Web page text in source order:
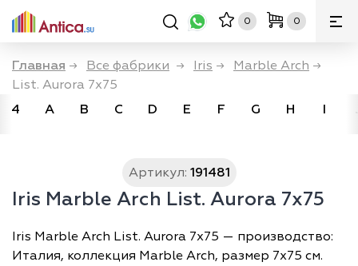
0 0
Главная → Все фабрики → Iris → Marble Arch →
List. Aurora 7x75
4
A B C D E F G H I
Артикул: 191481
Iris Marble Arch List. Aurora 7x75
Iris Marble Arch List. Aurora 7x75 — производство:
Италия, коллекция Marble Arch, размер 7х75 см.